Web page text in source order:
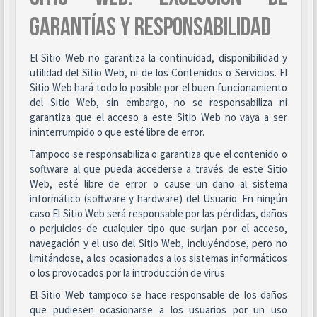
GARANTÍAS Y RESPONSABILIDAD
El Sitio Web no garantiza la continuidad, disponibilidad y
utilidad del Sitio Web, ni de los Contenidos o Servicios. El
Sitio Web hará todo lo posible por el buen funcionamiento
del Sitio Web, sin embargo, no se responsabiliza ni
garantiza que el acceso a este Sitio Web no vaya a ser
ininterrumpido o que esté libre de error.
Tampoco se responsabiliza o garantiza que el contenido o
software al que pueda accederse a través de este Sitio
Web, esté libre de error o cause un daño al sistema
informático (software y hardware) del Usuario. En ningún
caso El Sitio Web será responsable por las pérdidas, daños
o perjuicios de cualquier tipo que surjan por el acceso,
navegación y el uso del Sitio Web, incluyéndose, pero no
limitándose, a los ocasionados a los sistemas informáticos
o los provocados por la introducción de virus.
El Sitio Web tampoco se hace responsable de los daños
que pudiesen ocasionarse a los usuarios por un uso